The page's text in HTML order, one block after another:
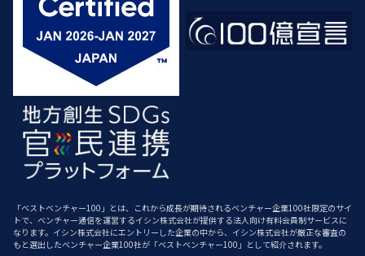
「ベストベンチャー100」とは、これから成長が期待されるベンチャー企業100社限定のサイ
トで、ベンチャー通信を運営するイシン株式会社が提供する法人向け有料会員制サービスに
なります。イシン株式会社にエントリーした企業の中から、イシン株式会社が厳正な審査の
もと選出したベンチャー企業100社が「ベストベンチャー100」として紹介されます。